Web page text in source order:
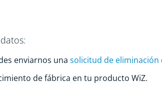
enviarnos una solicitud de eliminación
de fábrica en tu producto WiZ.